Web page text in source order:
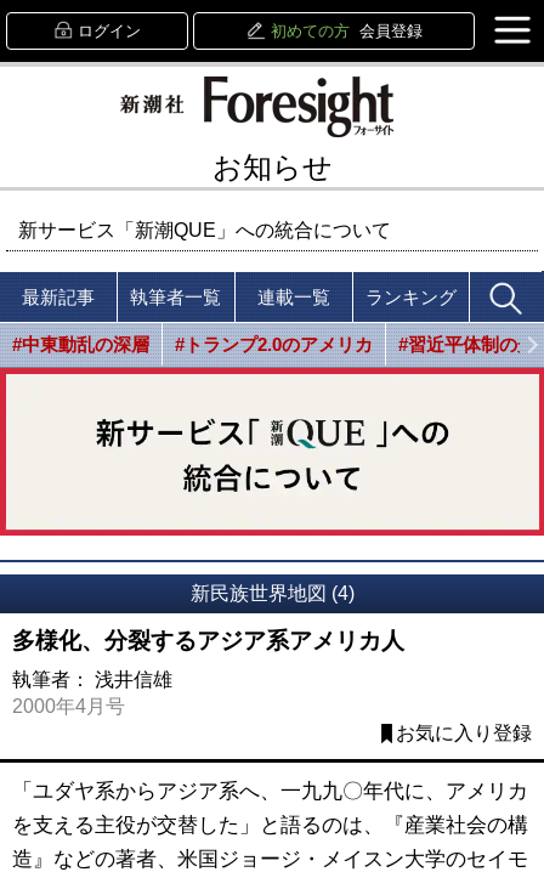
ログイン 初めての方 会員登録
お知らせ
新サービス「新潮QUE」への統合について
最新記事 執筆者一覧 連載一覧 ランキング
#中東動乱の深層 #トランプ2.0のアメリカ #習近平体制の光
新民族世界地図 (4)
多様化、分裂するアジア系アメリカ人
執筆者： 浅井信雄
2000年4月号
お気に入り登録
「ユダヤ系からアジア系へ、一九九〇年代に、アメリカ
を支える主役が交替した」と語るのは、『産業社会の構
造』などの著者、米国ジョージ・メイスン大学のセイモ